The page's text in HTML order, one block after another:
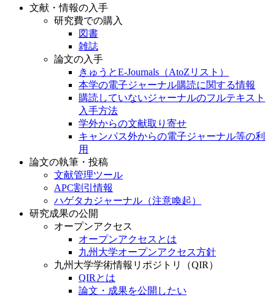
文献・情報の入手
研究費での購入
図書
雑誌
論文の入手
きゅうとE-Journals（AtoZリスト）
本学の電子ジャーナル購読に関する情報
購読していないジャーナルのフルテキスト
入手方法
学外からの文献取り寄せ
キャンパス外からの電子ジャーナル等の利
用
論文の執筆・投稿
文献管理ツール
APC割引情報
ハゲタカジャーナル（注意喚起）
研究成果の公開
オープンアクセス
オープンアクセスとは
九州大学オープンアクセス方針
九州大学学術情報リポジトリ（QIR）
QIRとは
論文・成果を公開したい